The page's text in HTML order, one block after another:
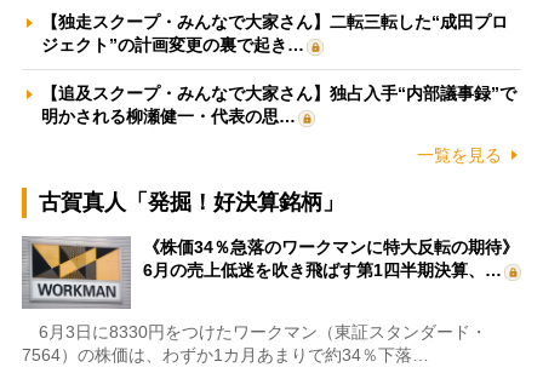
【独走スクープ・みんなで大家さん】二転三転した“成田プロ
ジェクト”の計画変更の裏で起き…
【追及スクープ・みんなで大家さん】独占入手“内部議事録”で
明かされる柳瀬健一・代表の思…
一覧を見る
古賀真人「発掘！好決算銘柄」
《株価34％急落のワークマンに特大反転の期待》
6月の売上低迷を吹き飛ばす第1四半期決算、…
6月3日に8330円をつけたワークマン（東証スタンダード・
7564）の株価は、わずか1カ月あまりで約34％下落…